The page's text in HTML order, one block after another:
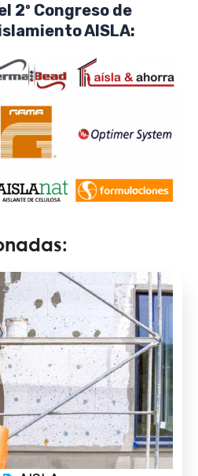
2º Congreso de
AISLA: